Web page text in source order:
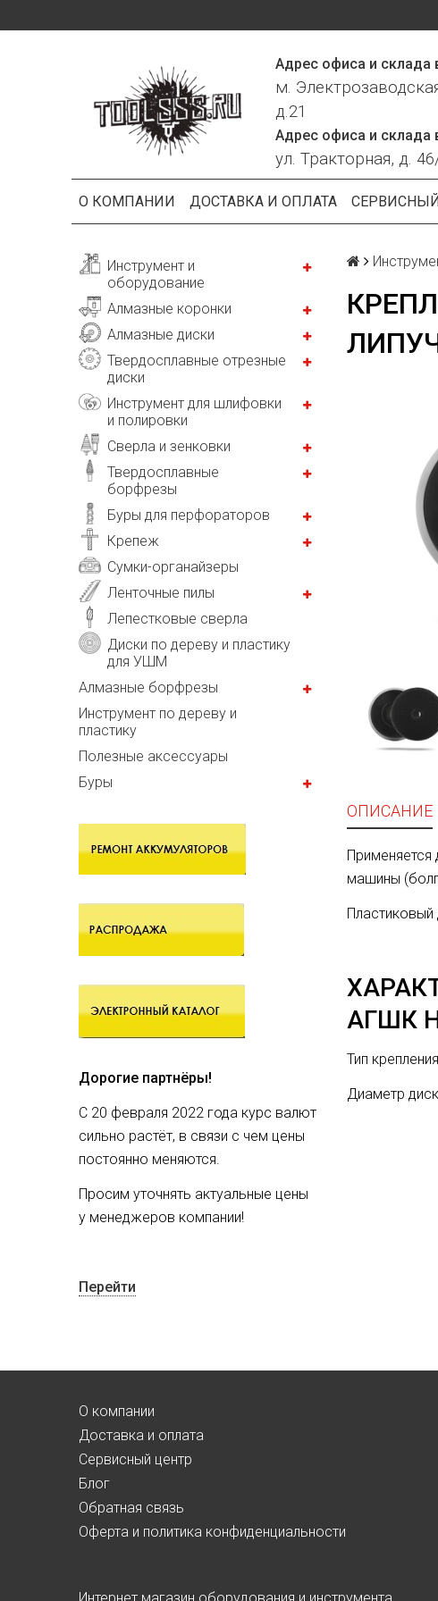
Адрес офиса и склада
м.
д.21
Адрес офиса и склада
ул. Тракторная, д.
О КОМПАНИИ ДОСТАВКА И ОПЛАТА
Инструмент и
оборудование
Алмазные коронки
Алмазные диски
Твердосплавные отрезные
диски
Инструмент для шлифовки
и полировки
Сверла и зенковки
Твердосплавные
борфрезы
Буры для перфораторов
Крепеж
Сумки-органайзеры
Ленточные пилы
Лепестковые сверла
Диски по дереву и пластику
для УШМ
Алмазные борфрезы
Инструмент по дереву и
пластику
Полезные аксессуары
Буры
Дорогие партнёры!
С 20 февраля 2022 года курс валют
сильно растёт, в связи с чем цены
постоянно меняются.
Просим уточнять актуальные цены
у менеджеров компании!
Перейти
ОПИСАНИЕ
машины
АГШК
Тип
Диаметр
О компании
Доставка и оплата
Сервисный центр
Блог
Обратная связь
Оферта и политика конфиденциальности